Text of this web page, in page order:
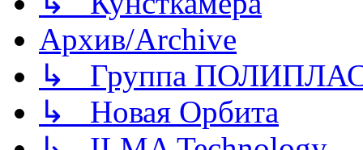
Архив/Archive
↳ Группа
↳ Новая Орбита